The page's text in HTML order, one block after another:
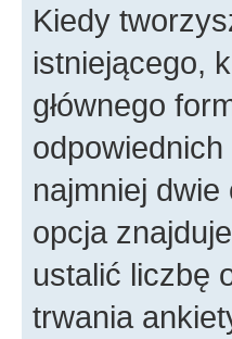
Kiedy
istniejącego,
głównego
najmniej
opcja
ustalić liczbę
trwania